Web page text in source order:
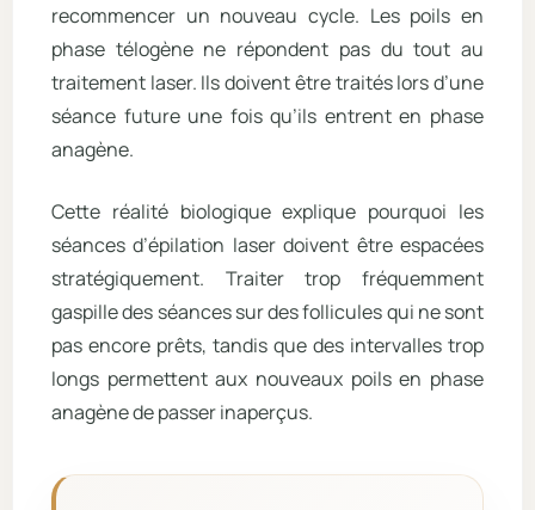
recommencer un nouveau cycle. Les poils en
phase télogène ne répondent pas du tout au
traitement laser. Ils doivent être traités lors d’une
séance future une fois qu’ils entrent en phase
anagène.
Cette réalité biologique explique pourquoi les
séances d’épilation laser doivent être espacées
stratégiquement. Traiter trop fréquemment
gaspille des séances sur des follicules qui ne sont
pas encore prêts, tandis que des intervalles trop
longs permettent aux nouveaux poils en phase
anagène de passer inaperçus.